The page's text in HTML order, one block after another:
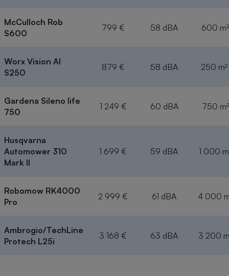
McCulloch Rob
S600
799 € 58 dBA 600 m²
Worx Vision AI
S250
879 € 58 dBA 250 m²
Gardena Sileno life
750
1 249 € 60 dBA 750 m²
Husqvarna
Automower 310
Mark II
1 699 € 59 dBA 1 000
Robomow RK4000
Pro
2 999 € 61 dBA 4 000
Ambrogio/TechLine
Protech L25i
3 168 € 63 dBA 3 200